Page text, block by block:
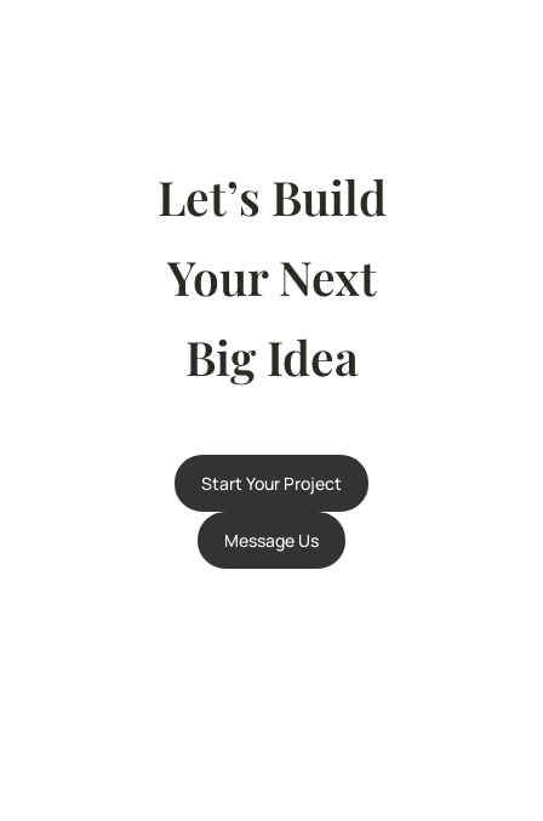
Let’s Build
Your Next
Big Idea
Start Your Project
Message Us